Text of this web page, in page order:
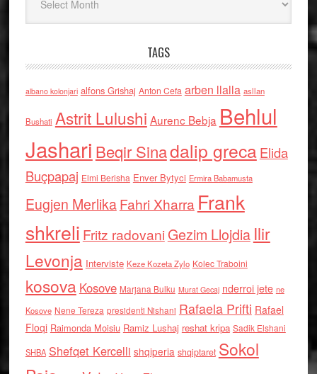
TAGS
albano kolonjari alfons Grishaj Anton Cefa arben llalla asllan
Bushati Astrit Lulushi Aurenc Bebja Behlul
Jashari Beqir Sinadalip grecaElida
Buçpapaj Elmi Berisha Enver Bytyci Ermira Babamusta
Eugjen MerlikaFahri Xharra Frank
shkreli Fritz radovaniGezim Llojdia Ilir
Levonja Interviste Keze Kozeta Zylo Kolec Traboini
kosova Kosove Marjana Bulku Murat Gecaj nderroi jete ne
Kosove Nene Tereza presidenti Nishani Rafaela Prifti Rafael
Floqi Raimonda Moisiu Ramiz Lushaj reshat kripa Sadik Elshani
SHBA Shefqet Kercelli shqiperia shqiptaret Sokol